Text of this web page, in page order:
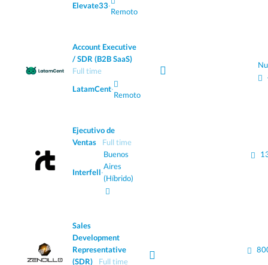
Elevate33·
Remoto
Account Executive
/ SDR (B2B SaaS)
Full time
LatamCent·
Remoto
Ejecutivo de
Ventas
Full time
Interfell·
Buenos
Aires
(Híbrido)
Sales
Development
Representative
(SDR)
Full time